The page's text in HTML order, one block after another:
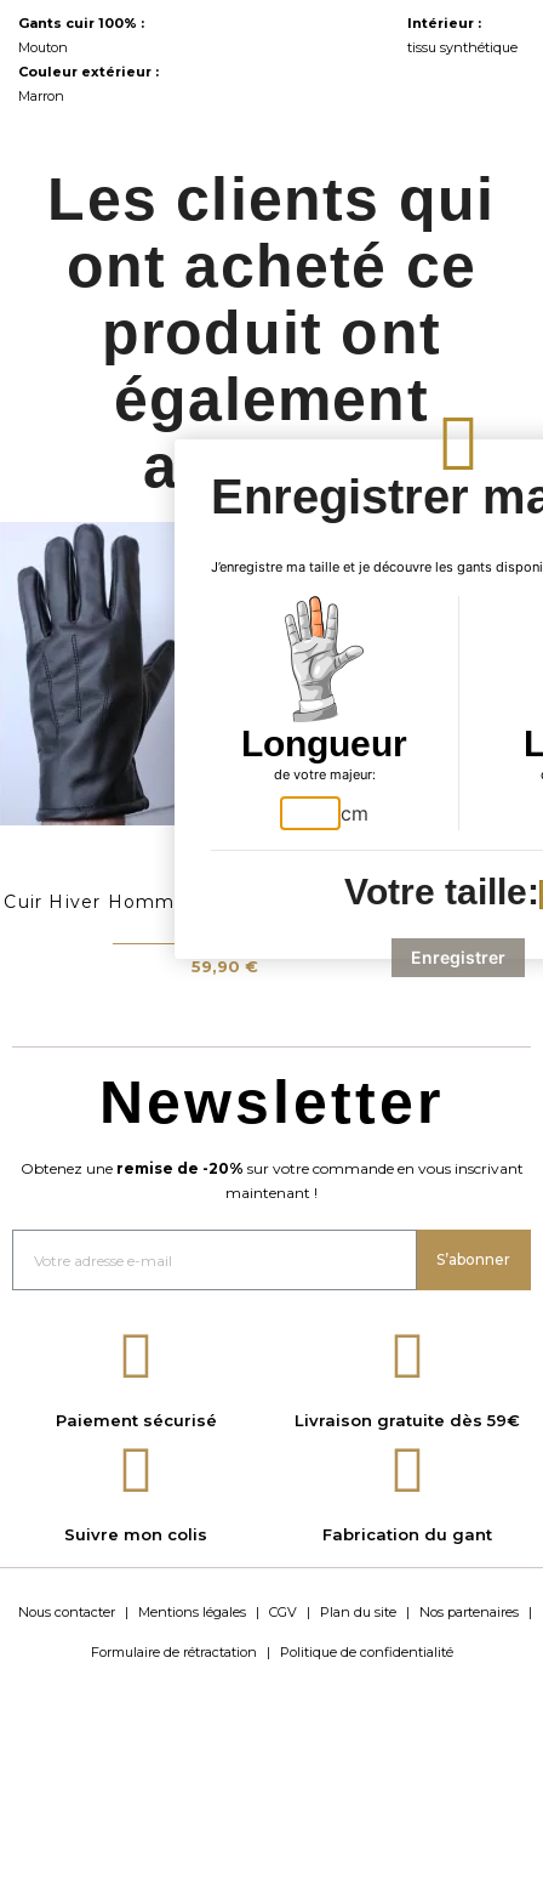
Gants cuir 100% :
Mouton
Couleur extérieur :
Marron
Intérieur :
tissu synthétique
Les clients qui
ont acheté ce
produit ont
également
acheté...
Hiver Hommes - Noir
59,90 €
Gants 100 % Cuir
Enregistrer
J’enregistre ma taille et je découvre les gants
Longueur
de votre majeur:
cm
Votre taille:
Enregistrer
Newsletter
Obtenez une remise de -20% sur votre commande en vous inscrivant
maintenant !
S’abonner
Paiement sécurisé Livraison gratuite dès 59€
Suivre mon colis Fabrication du gant
Nous contacter | Mentions légales | CGV | Plan du site | Nos partenaires |
Formulaire de rétractation | Politique de confidentialité